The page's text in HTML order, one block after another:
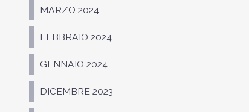
MARZO 2024
FEBBRAIO 2024
GENNAIO 2024
DICEMBRE 2023